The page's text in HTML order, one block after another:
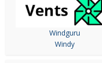
Windguru
Windy